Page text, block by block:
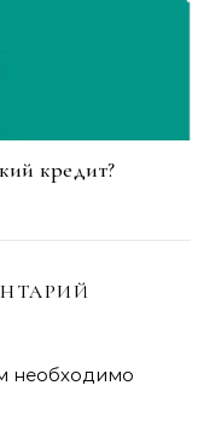
кредит?
необходимо